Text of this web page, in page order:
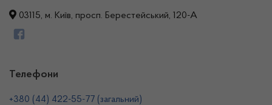
03115, м. Київ, просп. Берестейський, 120-А
Телефони
+380 (44) 422-55-77 (загальний)